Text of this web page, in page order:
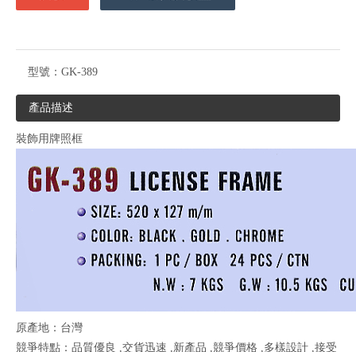
型號： GK-389
產品描述
裝飾用牌照框
原產地：台灣
競爭特點：品質優良 ,交貨迅速 ,新產品 ,競爭價格 ,多樣設計 ,接受